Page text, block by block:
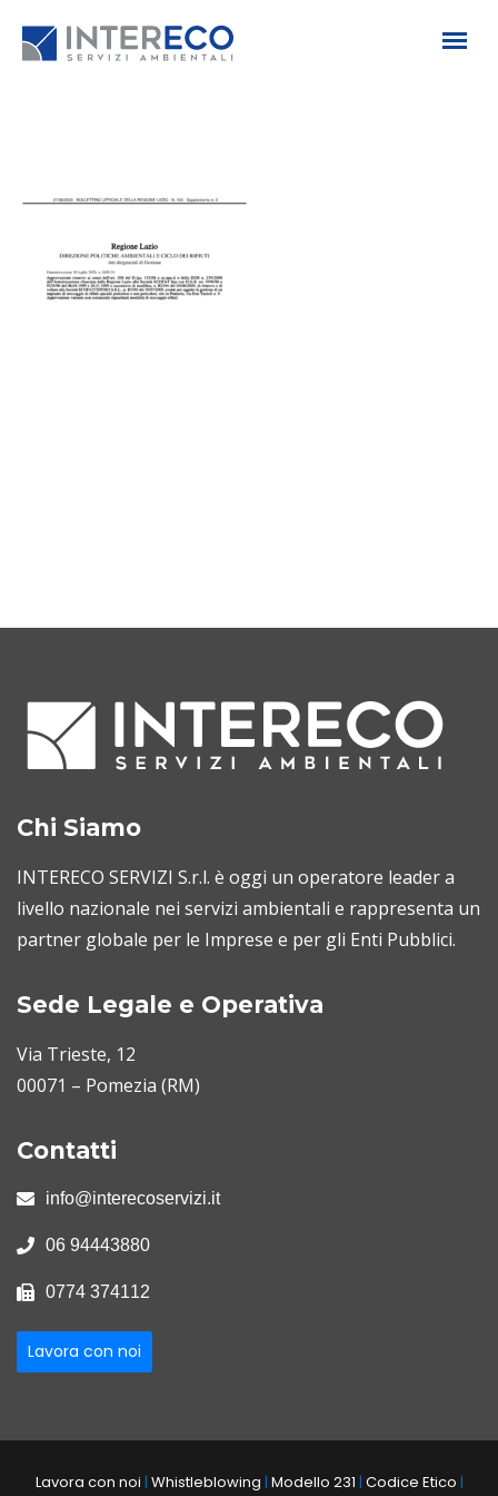
Chi Siamo
INTERECO SERVIZI S.r.l. è oggi un operatore leader a
livello nazionale nei servizi ambientali e rappresenta un
partner globale per le Imprese e per gli Enti Pubblici.
Sede Legale e Operativa
Via Trieste, 12
00071 – Pomezia (RM)
Contatti
info@interecoservizi.it
06 94443880
0774 374112
Lavora con noi
Lavora con noi | Whistleblowing | Modello 231 | Codice Etico |